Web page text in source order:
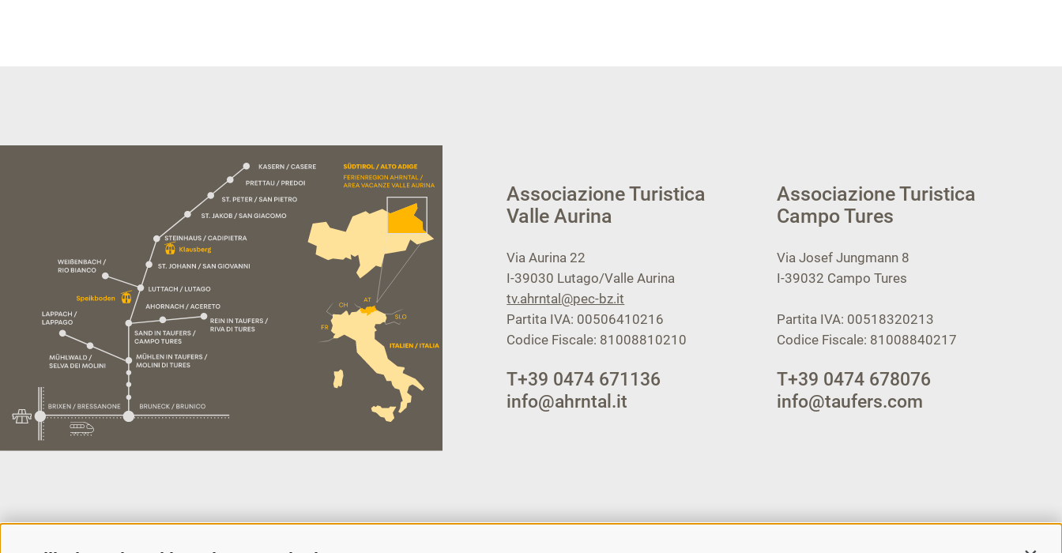
Associazione Turistica
Valle Aurina
Via Aurina 22
I-39030 Lutago/Valle Aurina
tv.ahrntal@pec-bz.it
Partita IVA: 00506410216
Codice Fiscale: 81008810210
T+39 0474 671136
info@ahrntal.it
Associazione Turistica
Campo Tures
Via Josef Jungmann 8
I-39032 Campo Tures
Partita IVA: 00518320213
Codice Fiscale: 81008840217
T+39 0474 678076
info@taufers.com